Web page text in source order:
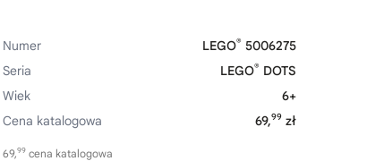
Numer LEGO® 5006275
Seria
LEGO® DOTS
Wiek
6+
Cena katalogowa
69,99 zł
69,99 cena katalogowa